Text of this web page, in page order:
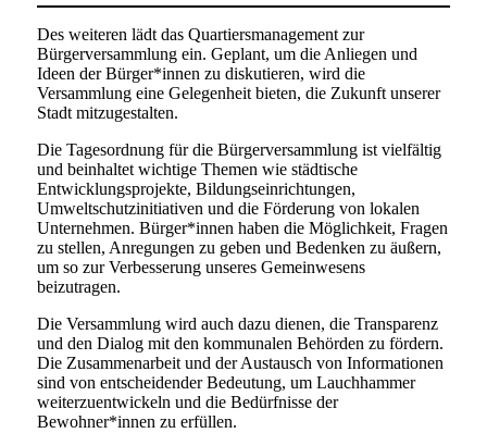
Des weiteren lädt das Quartiersmanagement zur
Bürgerversammlung ein. Geplant, um die Anliegen und
Ideen der Bürger*innen zu diskutieren, wird die
Versammlung eine Gelegenheit bieten, die Zukunft unserer
Stadt mitzugestalten.
Die Tagesordnung für die Bürgerversammlung ist vielfältig
und beinhaltet wichtige Themen wie städtische
Entwicklungsprojekte, Bildungseinrichtungen,
Umweltschutzinitiativen und die Förderung von lokalen
Unternehmen. Bürger*innen haben die Möglichkeit, Fragen
zu stellen, Anregungen zu geben und Bedenken zu äußern,
um so zur Verbesserung unseres Gemeinwesens
beizutragen.
Die Versammlung wird auch dazu dienen, die Transparenz
und den Dialog mit den kommunalen Behörden zu fördern.
Die Zusammenarbeit und der Austausch von Informationen
sind von entscheidender Bedeutung, um Lauchhammer
weiterzuentwickeln und die Bedürfnisse der
Bewohner*innen zu erfüllen.